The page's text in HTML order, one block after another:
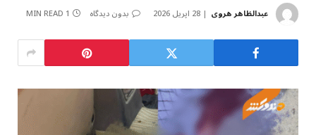
عبدالظاهر هروی 28 اپریل 2026 بدون دیدگاه 1 MIN READ